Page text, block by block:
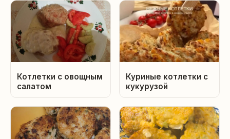
Котлетки с овощным
салатом
Куриные котлетки с
кукурузой